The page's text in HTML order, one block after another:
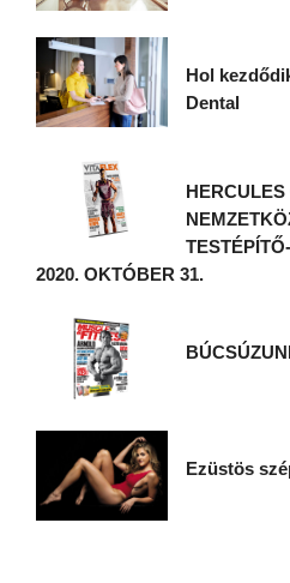
Hol
Dental
2020. OKTÓBER 31.
Ezüstös